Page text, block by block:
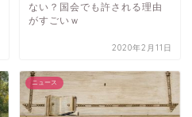
ない？国会でも許される理由
がすごいｗ
2020年2月11日
ニュース